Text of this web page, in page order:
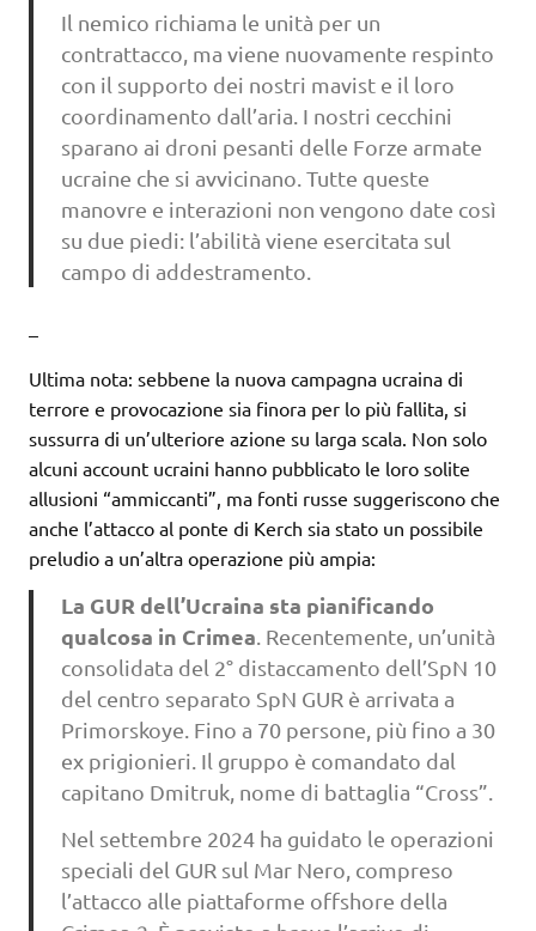
Il nemico richiama le unità per un
contrattacco, ma viene nuovamente respinto
con il supporto dei nostri mavist e il loro
coordinamento dall’aria. I nostri cecchini
sparano ai droni pesanti delle Forze armate
ucraine che si avvicinano. Tutte queste
manovre e interazioni non vengono date così
su due piedi: l’abilità viene esercitata sul
campo di addestramento.
–
Ultima nota: sebbene la nuova campagna ucraina di
terrore e provocazione sia finora per lo più fallita, si
sussurra di un’ulteriore azione su larga scala. Non solo
alcuni account ucraini hanno pubblicato le loro solite
allusioni “ammiccanti”, ma fonti russe suggeriscono che
anche l’attacco al ponte di Kerch sia stato un possibile
preludio a un’altra operazione più ampia:
La GUR dell’Ucraina sta pianificando
qualcosa in Crimea . Recentemente, un’unità
consolidata del 2° distaccamento dell’SpN 10
del centro separato SpN GUR è arrivata a
Primorskoye. Fino a 70 persone, più fino a 30
ex prigionieri. Il gruppo è comandato dal
capitano Dmitruk, nome di battaglia “Cross”.
Nel settembre 2024 ha guidato le operazioni
speciali del GUR sul Mar Nero, compreso
l’attacco alle piattaforme offshore della